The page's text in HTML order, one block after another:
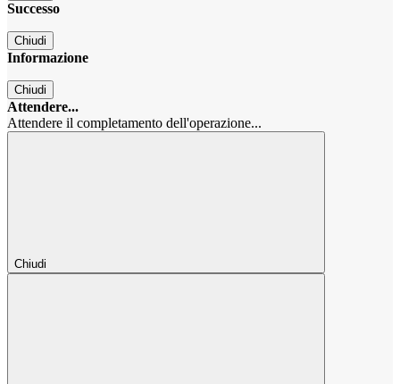
Successo
Chiudi
Informazione
Chiudi
Attendere...
Attendere il completamento dell'operazione...
Chiudi